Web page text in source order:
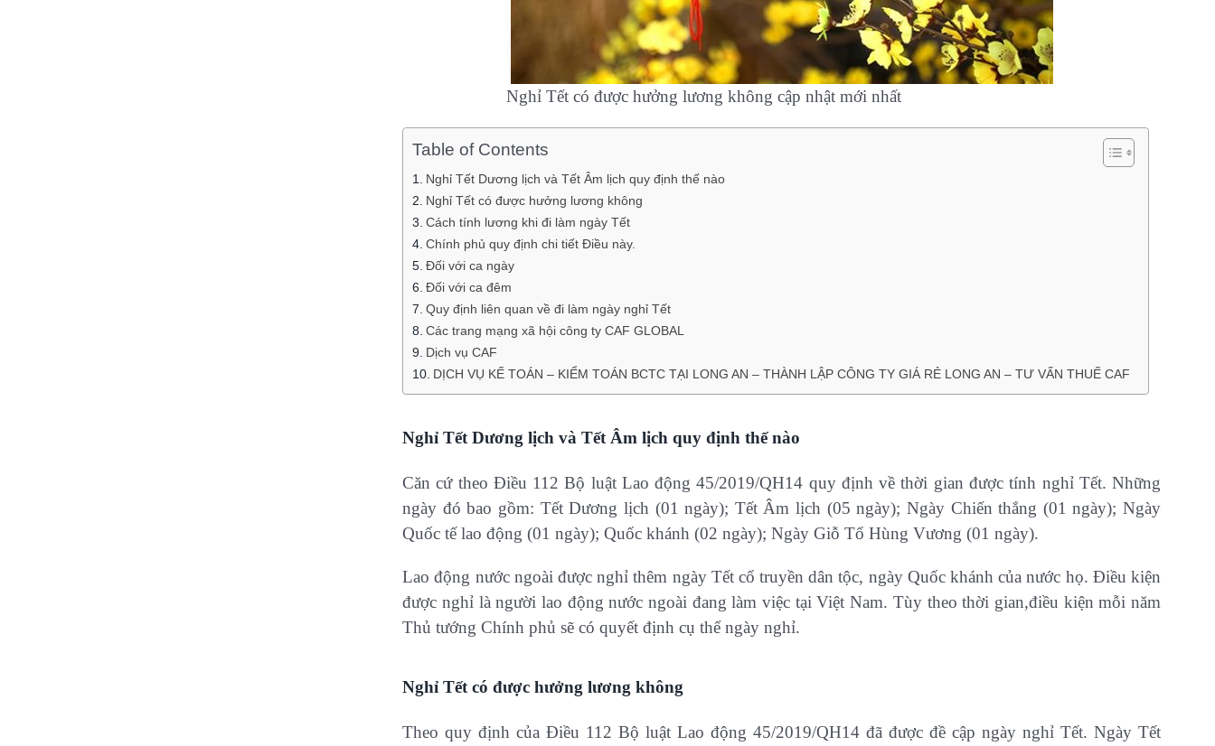
Nghỉ Tết có được hưởng lương không cập nhật mới nhất
Table of Contents
Nghỉ Tết Dương lịch và Tết Âm lịch quy định thế nào
Nghỉ Tết có được hưởng lương không
Cách tính lương khi đi làm ngày Tết
Chính phủ quy định chi tiết Điều này.
Đối với ca ngày
Đối với ca đêm
Quy định liên quan về đi làm ngày nghỉ Tết
Các trang mạng xã hội công ty CAF GLOBAL
Dịch vụ CAF
DỊCH VỤ KẾ TOÁN – KIỂM TOÁN BCTC TẠI LONG AN – THÀNH LẬP CÔNG TY GIÁ RẺ LONG AN – TƯ VẤN THUẾ CAF
Nghỉ Tết Dương lịch và Tết Âm lịch quy định thế nào
Căn cứ theo Điều 112 Bộ luật Lao động 45/2019/QH14 quy định về thời gian được tính nghỉ Tết. Những
ngày đó bao gồm: Tết Dương lịch (01 ngày); Tết Âm lịch (05 ngày); Ngày Chiến thắng (01 ngày); Ngày
Quốc tế lao động (01 ngày); Quốc khánh (02 ngày); Ngày Giỗ Tổ Hùng Vương (01 ngày).
Lao động nước ngoài được nghỉ thêm ngày Tết cổ truyền dân tộc, ngày Quốc khánh của nước họ. Điều kiện
được nghỉ là người lao động nước ngoài đang làm việc tại Việt Nam. Tùy theo thời gian,điều kiện mỗi năm
Thủ tướng Chính phủ sẽ có quyết định cụ thể ngày nghỉ.
Nghỉ Tết có được hưởng lương không
Theo quy định của Điều 112 Bộ luật Lao động 45/2019/QH14 đã được đề cập ngày nghỉ Tết. Ngày Tết